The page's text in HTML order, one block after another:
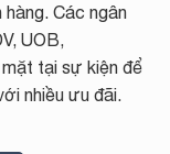
Các ngân
UOB,
tại sự kiện để
nhiều ưu đãi.